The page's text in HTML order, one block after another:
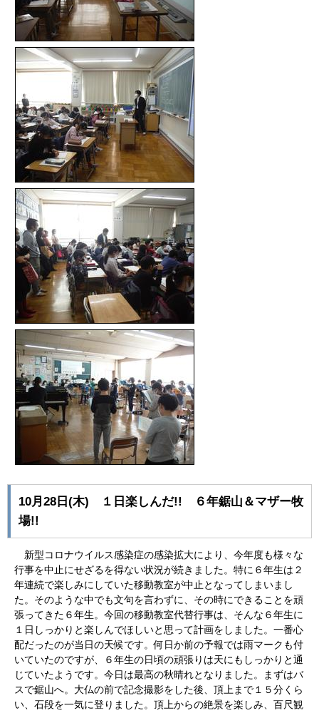
10月28日(木) １日楽しんだ!! ６年鋸山＆マザー牧
場!!
新型コロナウイルス感染症の感染拡大により、今年度も様々な
行事を中止にせざるを得ない状況が続きました。特に６年生は２
年連続で楽しみにしていた移動教室が中止となってしまいまし
た。そのような中でも文句を言わずに、その時にできることを頑
張ってきた６年生。今回の移動教室代替行事は、そんな６年生に
１日しっかりと楽しんでほしいと思って計画をしました。一番心
配だったのが当日の天候です。何日か前の予報では雨マークも付
いていたのですが、６年生の日頃の頑張りは天にもしっかりと通
じていたようです。今日は最高の秋晴れとなりました。まずはバ
スで鋸山へ。大仏の前で記念撮影をした後、頂上まで１５分くら
い、石段を一気に登りました。頂上からの絶景を楽しみ、百尺観